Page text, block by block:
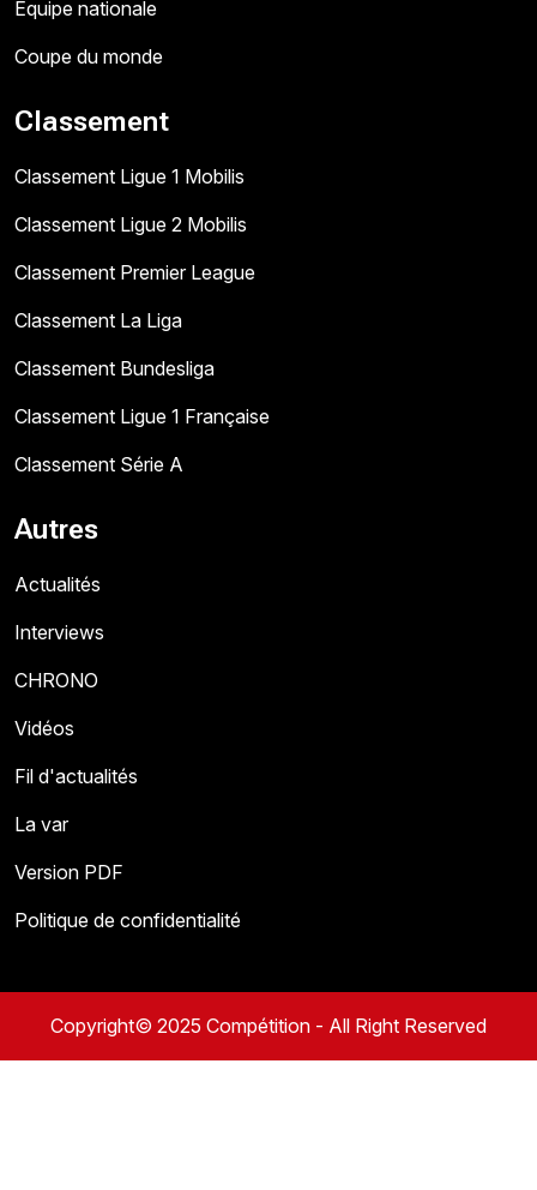
Équipe nationale
Coupe du monde
Classement
Classement Ligue 1 Mobilis
Classement Ligue 2 Mobilis
Classement Premier League
Classement La Liga
Classement Bundesliga
Classement Ligue 1 Française
Classement Série A
Autres
Actualités
Interviews
CHRONO
Vidéos
Fil d'actualités
La var
Version PDF
Politique de confidentialité
Copyright© 2025 Compétition - All Right Reserved